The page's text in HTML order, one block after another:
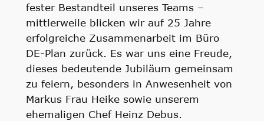
fester Bestandteil unseres Teams –
mittlerweile blicken wir auf 25 Jahre
erfolgreiche Zusammenarbeit im Büro
DE-Plan zurück. Es war uns eine Freude,
dieses bedeutende Jubiläum gemeinsam
zu feiern, besonders in Anwesenheit von
Markus Frau Heike sowie unserem
ehemaligen Chef Heinz Debus.